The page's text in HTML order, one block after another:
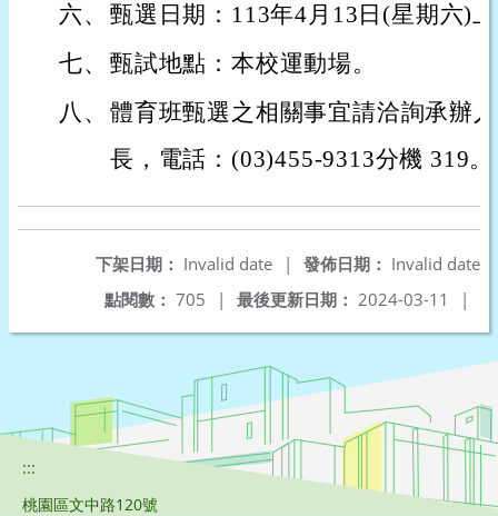
六、 甄選日期：113年4月13日(星期六)
七、 甄試地點：本校運動場。
八、 體育班甄選之相關事宜請洽詢承辦
長，電話：(03)455-9313分機 319。
發佈日期： Invalid date
下架日期： Invalid date
|
最後更新日期： 2024-03-11 |
點閱數： 705 |
:::
桃園區文中路120號